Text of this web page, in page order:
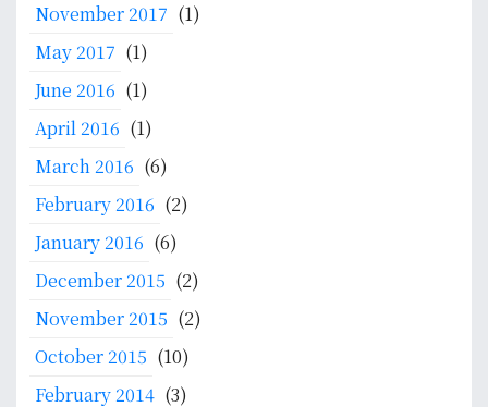
November 2017 (1)
May 2017 (1)
June 2016 (1)
April 2016 (1)
March 2016 (6)
February 2016 (2)
January 2016 (6)
December 2015 (2)
November 2015 (2)
October 2015 (10)
February 2014 (3)